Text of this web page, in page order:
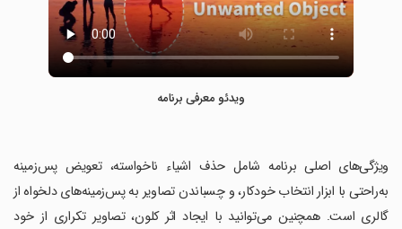
ویدئو معرفی برنامه
‏ویژگی‌های اصلی برنامه شامل حذف اشیاء ناخواسته، تعویض پس‌زمینه
به‌راحتی با ابزار انتخاب خودکار، و چسباندن تصاویر به پس‌زمینه‌های دلخواه از
گالری است. همچنین می‌توانید با ایجاد اثر کلون، تصاویر تکراری از خود